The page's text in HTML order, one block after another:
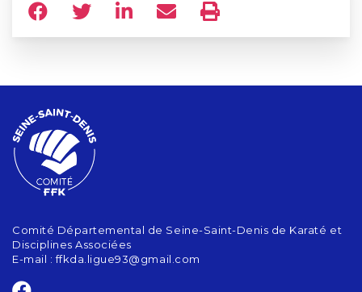
Comité Départemental de Seine-Saint-Denis de Karaté et
Disciplines Associées
E-mail :ffkda.ligue93@gmail.com